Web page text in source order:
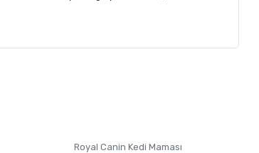
Royal Canin Kedi Maması